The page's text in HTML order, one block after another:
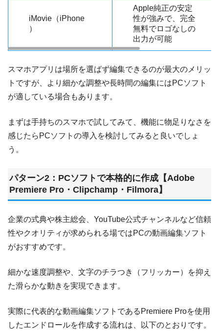
iMovie（iPhone
）
Apple純正の安定
性が強みで、完全
無料でロゴなしの
出力が可能
スマホアプリは場所を選ばず編集できるのが最大のメリッ
トですが、より細かな調整や長時間の編集にはPCソフト
が適している場合もあります。
まずは手持ちのスマホで試してみて、機能に物足りなさを
感じたらPCソフトの導入を検討してみると良いでしょ
う。
パターン2：PCソフトで本格的に作成【Adobe
Premiere Pro・Clipchamp・Filmora】
企業の式典や株主総会、YouTube公式チャンネルなど信頼
性やクオリティが求められる場ではPCの動画編集ソフト
がおすすめです。
細かな速度調整や、文字のチラつき（フリッカー）を抑え
た滑らかな動きを実現できます。
実際に代表的な動画編集ソフトであるPremiere Proを使用
したエンドロールを作成する流れは、以下のとおりです。